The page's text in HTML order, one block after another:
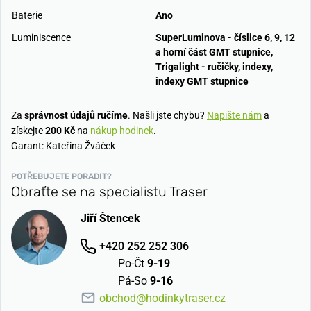
Baterie
Ano
Luminiscence
SuperLuminova - číslice 6, 9, 12
a horní část GMT stupnice,
Trigalight - ručičky, indexy,
indexy GMT stupnice
Za správnost údajů ručíme. Našli jste chybu? Napište náma
získejte200 Kč na nákup hodinek.
Garant: Kateřina Žváček
POTŘEBUJETE PORADIT?
Obraťte se na specialistu Traser
Jiří Štencek
+420 252 252 306
Po-Čt 9-19
Pá-So 9-16
obchod@hodinkytraser.cz